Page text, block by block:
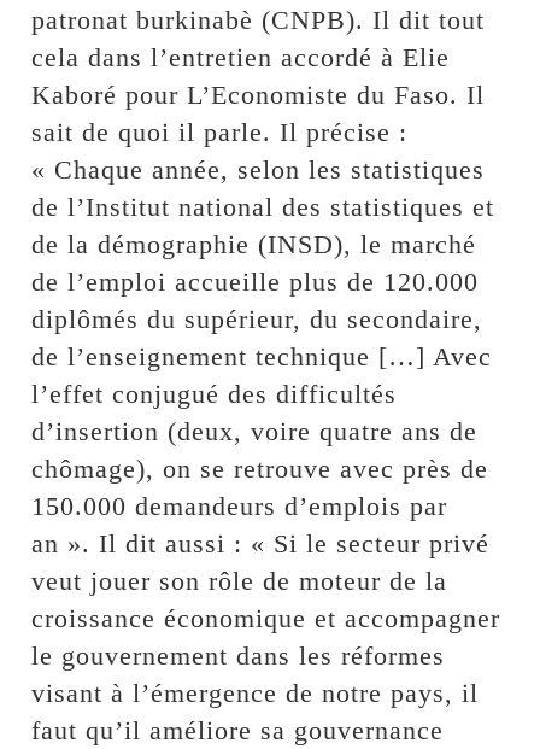
patronat burkinabè (CNPB). Il dit tout
cela dans l’entretien accordé à Elie
Kaboré pour L’Economiste du Faso. Il
sait de quoi il parle. Il précise :
« Chaque année, selon les statistiques
de l’Institut national des statistiques et
de la démographie (INSD), le marché
de l’emploi accueille plus de 120.000
diplômés du supérieur, du secondaire,
de l’enseignement technique […] Avec
l’effet conjugué des difficultés
d’insertion (deux, voire quatre ans de
chômage), on se retrouve avec près de
150.000 demandeurs d’emplois par
an ». Il dit aussi : « Si le secteur privé
veut jouer son rôle de moteur de la
croissance économique et accompagner
le gouvernement dans les réformes
visant à l’émergence de notre pays, il
faut qu’il améliore sa gouvernance